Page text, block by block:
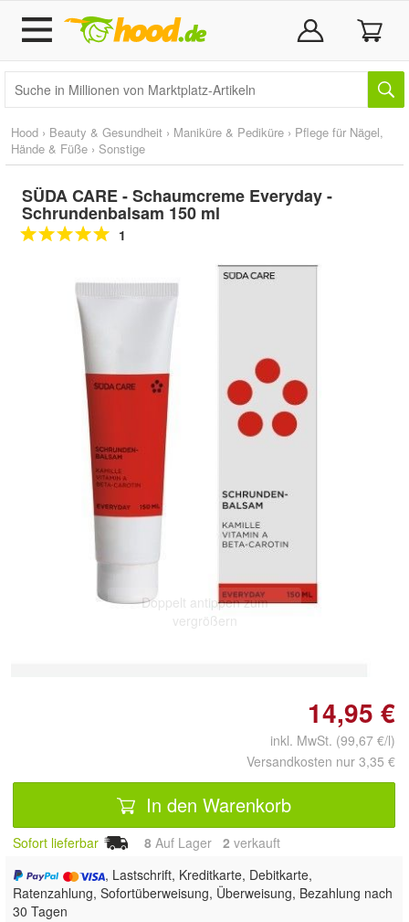
Hood › Beauty & Gesundheit › Maniküre & Pediküre › Pflege für Nägel,
Hände & Füße › Sonstige
SÜDA CARE - Schaumcreme Everyday -
Schrundenbalsam 150 ml
1
Doppelt antippen zum
vergrößern
14,95 €
inkl. MwSt. (99,67 €/l)
Versandkosten nur 3,35 €
In den Warenkorb
Sofort lieferbar 8 Auf Lager 2 verkauft
, Lastschrift, Kreditkarte, Debitkarte,
Ratenzahlung, Sofortüberweisung, Überweisung, Bezahlung nach
30 Tagen